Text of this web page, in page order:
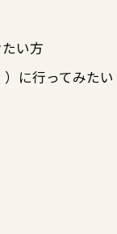
い方
に行ってみたい